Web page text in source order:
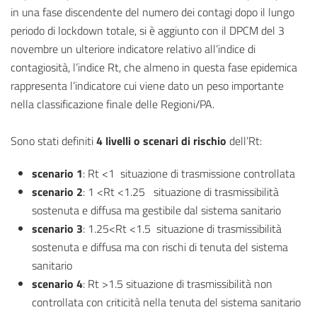
in una fase discendente del numero dei contagi dopo il lungo
periodo di lockdown totale, si è aggiunto con il DPCM del 3
novembre un ulteriore indicatore relativo all’indice di
contagiosità, l’indice Rt, che almeno in questa fase epidemica
rappresenta l’indicatore cui viene dato un peso importante
nella classificazione finale delle Regioni/PA.
Sono stati definiti4 livelli o scenari di rischio dell’Rt:
scenario 1: Rt <1 situazione di trasmissione controllata
scenario 2: 1 <Rt <1.25 situazione di trasmissibilità
sostenuta e diffusa ma gestibile dal sistema sanitario
scenario 3: 1.25<Rt <1.5 situazione di trasmissibilità
sostenuta e diffusa ma con rischi di tenuta del sistema
sanitario
scenario 4: Rt >1.5 situazione di trasmissibilità non
controllata con criticità nella tenuta del sistema sanitario